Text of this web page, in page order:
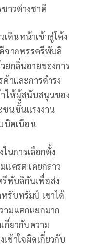
าวต่างชาติ
ดินหน้าเข้าสู่โค้ง
จากพรรครีพับลิ
ยกลิ่นอายของการ
าและการดำรง
าให้ผู้สนับสนุนของ
ชนชั้นแรงงาน
บิดเบือน
นการเลือกตั้ง
แครต เคยกล่าว
รีพับลิกันเพื่อส่ง
รับทรัมป์ เขาได้
ามแตกแยกมาก
กี่ยวกับความ
ข้าใจผิดเกี่ยวกับ